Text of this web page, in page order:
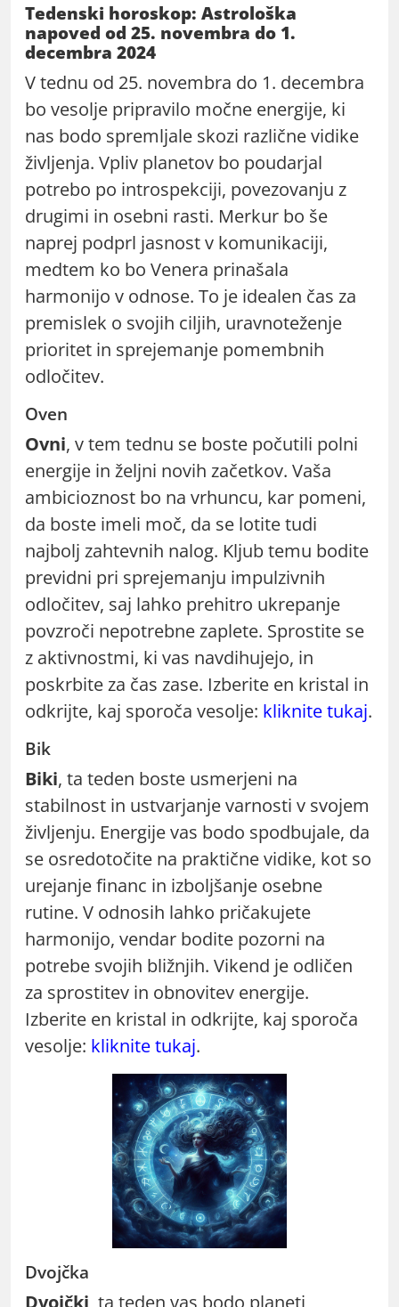
Tedenski horoskop: Astrološka
napoved od 25. novembra do 1.
decembra 2024
V tednu od 25. novembra do 1. decembra
bo vesolje pripravilo močne energije, ki
nas bodo spremljale skozi različne vidike
življenja. Vpliv planetov bo poudarjal
potrebo po introspekciji, povezovanju z
drugimi in osebni rasti. Merkur bo še
naprej podprl jasnost v komunikaciji,
medtem ko bo Venera prinašala
harmonijo v odnose. To je idealen čas za
premislek o svojih ciljih, uravnoteženje
prioritet in sprejemanje pomembnih
odločitev.
Oven
Ovni, v tem tednu se boste počutili polni
energije in željni novih začetkov. Vaša
ambicioznost bo na vrhuncu, kar pomeni,
da boste imeli moč, da se lotite tudi
najbolj zahtevnih nalog. Kljub temu bodite
previdni pri sprejemanju impulzivnih
odločitev, saj lahko prehitro ukrepanje
povzroči nepotrebne zaplete. Sprostite se
z aktivnostmi, ki vas navdihujejo, in
poskrbite za čas zase. Izberite en kristal in
odkrijte, kaj sporoča vesolje: kliknite tukaj.
Bik
Biki, ta teden boste usmerjeni na
stabilnost in ustvarjanje varnosti v svojem
življenju. Energije vas bodo spodbujale, da
se osredotočite na praktične vidike, kot so
urejanje financ in izboljšanje osebne
rutine. V odnosih lahko pričakujete
harmonijo, vendar bodite pozorni na
potrebe svojih bližnjih. Vikend je odličen
za sprostitev in obnovitev energije.
Izberite en kristal in odkrijte, kaj sporoča
vesolje: kliknite tukaj.
Dvojčka
Dvojčki , ta teden vas bodo planeti